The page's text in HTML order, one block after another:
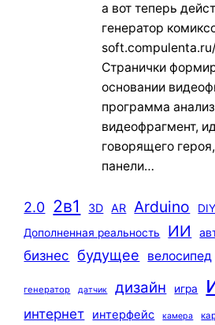
а вот теперь
генератор
Странички
основании
программа
видеофрагмент,
говорящего
панели…
2.0 2в1 3D AR Arduino DIY
Дополненная реальность ИИ
бизнес будущее велосипед
генератор датчик дизайн игра
интернет интерфейс камера